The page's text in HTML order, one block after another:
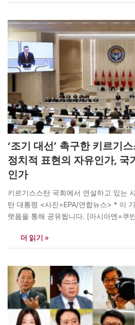
으로 전주시 완산구 효자동에 거주하는
형성의 의미 있는 첫걸음이라 할 수 있다
‘조기 대선’ 촉구한 키르기
정치적 표현의 자유인가, 국
인가
키르기스스탄 국회에서 연설하고 있는
탄 대통령 <사진=EPA/연합뉴스> * 이
랫폼을 통해 공유됩니다. [아시아엔=쿠
방법원이 이른바 ’75인 서한’으로 알려
했다. 피고인 전원의 권력 찬탈 혐의가
더 읽기 »